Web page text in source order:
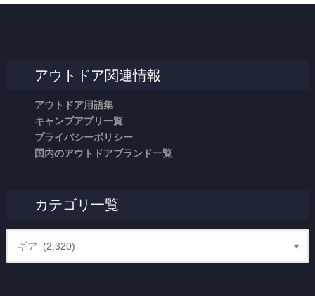
アウトドア関連情報
アウトドア用語集
キャンプアプリ一覧
プライバシーポリシー
国内のアウトドアブランド一覧
カテゴリ一覧